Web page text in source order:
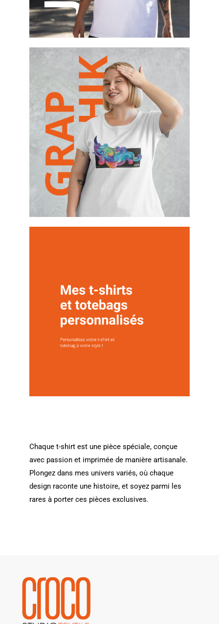
Chaque t-shirt est une pièce spéciale, conçue
avec passion et imprimée de manière artisanale.
Plongez dans mes univers variés, où chaque
design raconte une histoire, et soyez parmi les
rares à porter ces pièces exclusives.